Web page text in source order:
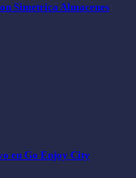
Simetrica Almacenes
en Go Enjoy City